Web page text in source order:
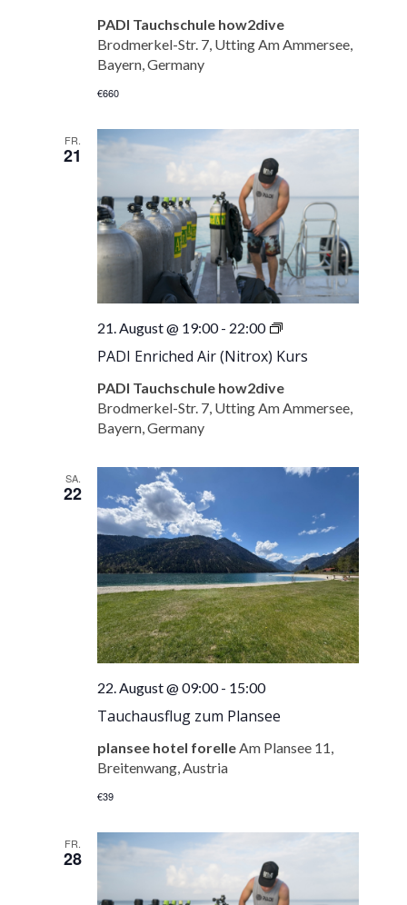
PADI Tauchschule how2dive
Brodmerkel-Str. 7, Utting Am Ammersee,
Bayern, Germany
€660
FR.
21
PADI Enriched Air (Nitrox) Kurs
21. August @ 19:00- 22:00
PADI
Enriched
Air
(Nitrox)
Kurs
PADI Tauchschule how2dive
Brodmerkel-Str. 7, Utting Am Ammersee,
Bayern, Germany
SA.
22
Tauchausflug zum Plansee
22. August @ 09:00- 15:00
plansee hotel forelleAm Plansee 11,
Breitenwang, Austria
€39
FR.
28